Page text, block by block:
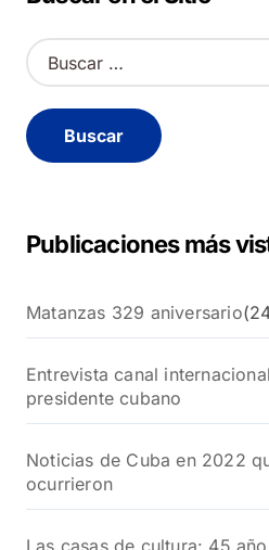
B
u
c
a
Publicaciones más
Matanzas 329 aniversario
Entrevista canal
presidente cubano
Noticias de Cuba en 2022
ocurrieron
Las casas de cultura: 45